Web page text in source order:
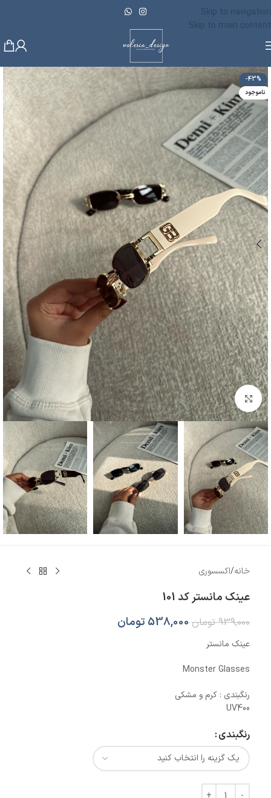
Skip to navigation
Skip to main content
-43%
ناموجود
بزرگنمایی تصویر
خانه/اکسسوری
عینک مانستر کد 101
939,000 تومان 538,000 تومان
عینک مانستر
Monster Glasses
رنگبندی : کرم و مشکی
UV400
رنگبندی